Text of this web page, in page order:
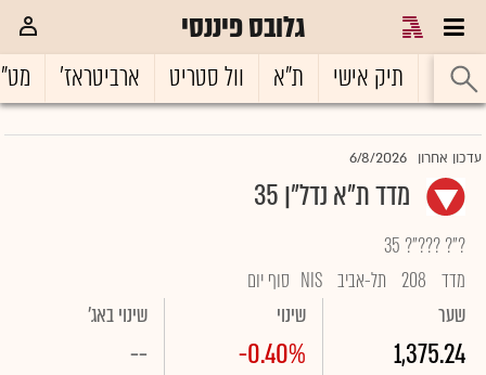
גלובס פיננסי
ראשי תיק אישי ת"א וול סטריט ארביטראז'
עדכון אחרון 6/8/2026
מדד ת"א נדל"ן 35
?"? ???"? 35
מדד 208 תל-אביב NIS סוף יום
שער
1,375.24
שינוי
-0.40%
שינוי באג'
--